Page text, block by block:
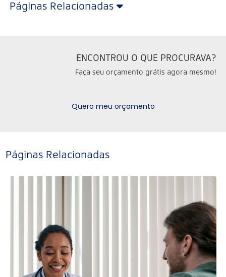
Páginas Relacionadas
ENCONTROU O QUE PROCURAVA?
Faça seu orçamento grátis agora mesmo!
Quero meu orçamento
Páginas Relacionadas